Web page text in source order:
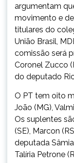
argumentam
movimento e
titulares do
União Brasil,
comissão será
Coronel Zucco
do deputado
O PT tem oito
João (MG),
Os suplentes
(SE), Marcon
deputada
Talíria Petrone